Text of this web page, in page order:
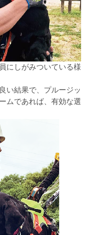
にしがみついている様
い結果で、プルージッ
ムであれば、有効な選